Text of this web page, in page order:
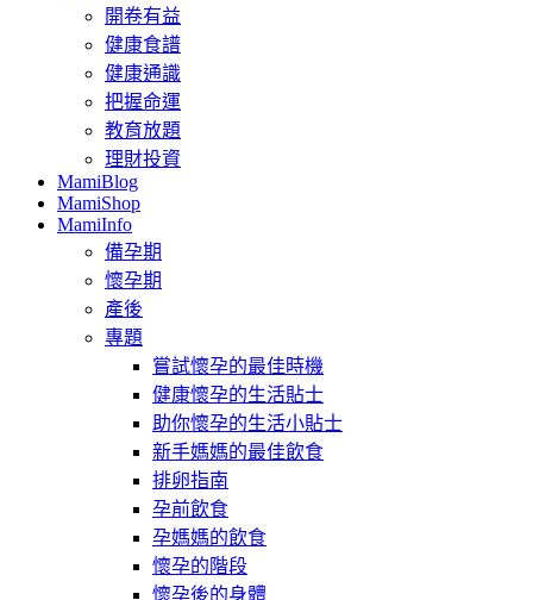
開卷有益
健康食譜
健康通識
把握命運
教育放題
理財投資
MamiBlog
MamiShop
MamiInfo
備孕期
懷孕期
產後
專題
嘗試懷孕的最佳時機
健康懷孕的生活貼士
助你懷孕的生活小貼士
新手媽媽的最佳飲食
排卵指南
孕前飲食
孕媽媽的飲食
懷孕的階段
懷孕後的身體